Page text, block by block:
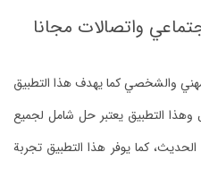
واتصالات مجانا
والشخصي كما يهدف هذا التطبيق
وهذا التطبيق يعتبر حل شامل لجميع
الحديث، كما يوفر هذا التطبيق تجربة